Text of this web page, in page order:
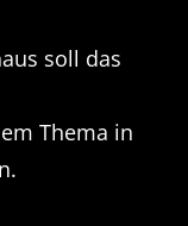
soll das
Thema in